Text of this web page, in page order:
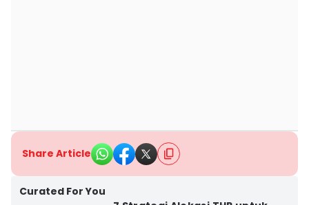
Share Article
Curated For You